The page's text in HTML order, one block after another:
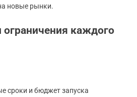
новые рынки.
каждого
сроки и бюджет запуска